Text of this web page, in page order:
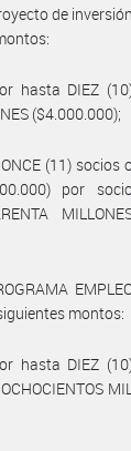
de
hasta DIEZ
($4.000.000);
(11) socios
por
montos:
hasta DIEZ